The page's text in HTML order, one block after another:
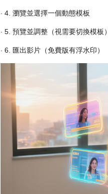
·4. 瀏覽並選擇一個動態模板
·5. 預覽並調整（視需要切換模板）
·6. 匯出影片（免費版有浮水印）